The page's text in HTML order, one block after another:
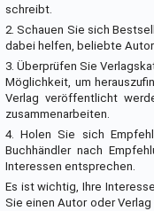
schreibt.
2. Schauen Sie sich
dabei helfen, beliebte
3. Überprüfen Sie
Möglichkeit, um
Verlag veröffentlicht
zusammenarbeiten.
4. Holen Sie sich
Buchhändler nach
Interessen entsprechen.
Es ist wichtig, Ihre
Sie einen Autor oder